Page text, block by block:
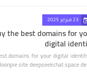
23 فبراير 2025
the best domains for
digital
domains for your digital
deepseekchat.space